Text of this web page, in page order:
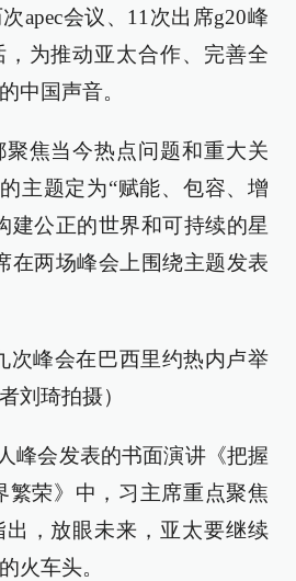
apec会议、11次出席g20峰
为推动亚太合作、完善全
中国声音。
焦当今热点问题和重大关
主题定为“赋能、包容、增
建公正的世界和可持续的星
在两场峰会上围绕主题发表
次峰会在巴西里约热内卢举
刘琦拍摄）
峰会发表的书面演讲《把握
繁荣》中，习主席重点聚焦
，放眼未来，亚太要继续
火车头。